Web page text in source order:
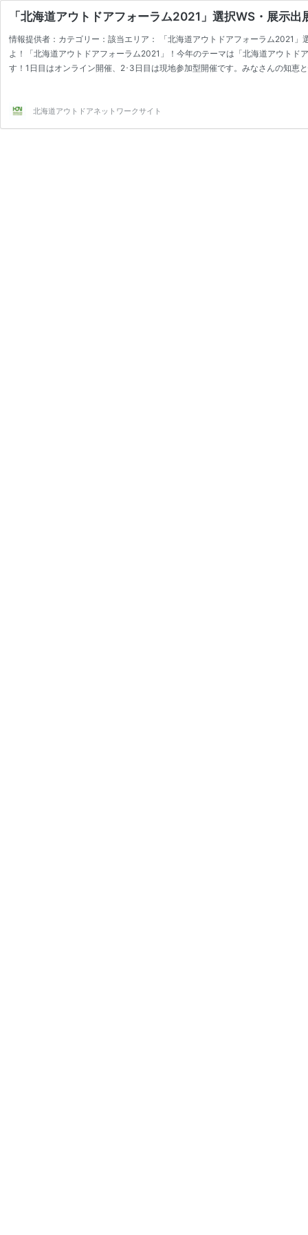
「北海道アウトドアフォーラム2021」選択WS・展示出
情報提供者：カテゴリー：該当エリア： 「北海道アウトドアフォーラム2021
よ！「北海道アウトドアフォーラム2021」！今年のテーマは「北海道アウト
す！1日目はオンライン開催、2･3日目は現地参加型開催です。みなさんの知恵
北海道アウトドアネットワークサイト